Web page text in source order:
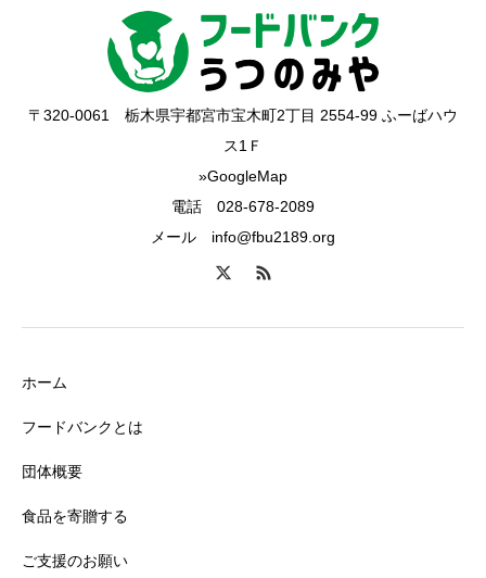
〒320-0061 栃木県宇都宮市宝木町2丁目 2554-99 ふーばハウ
ス1Ｆ
»GoogleMap
電話 028-678-2089
メール info@fbu2189.org
ホーム
フードバンクとは
団体概要
食品を寄贈する
ご支援のお願い